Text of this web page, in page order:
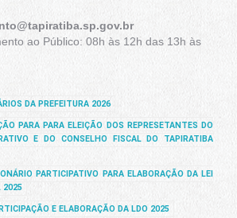
ao Público: 08h às 12h das 13h às
DA PREFEITURA 2026
PARA PARA ELEIÇÃO DOS REPRESETANTES DO
E DO CONSELHO FISCAL DO TAPIRATIBA
PARTICIPATIVO PARA ELABORAÇÃO DA LEI
2025
E ELABORAÇÃO DA LDO 2025